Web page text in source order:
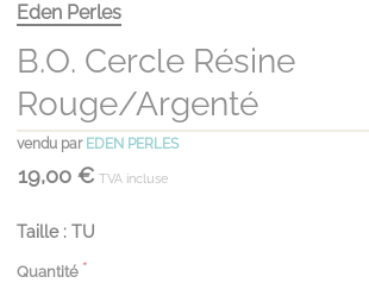
Eden Perles
B.O. Cercle Résine
Rouge/argenté
vendu par EDEN PERLES
19,00 € TVA incluse
Taille : TU
Quantité